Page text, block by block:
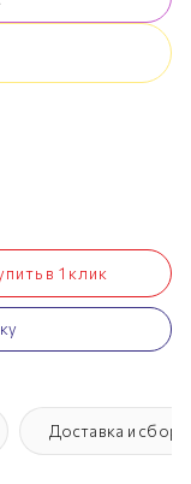
в 1 клик
Доставка и